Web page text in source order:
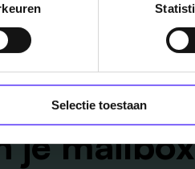
Selectie toestaan
Vacatures
je